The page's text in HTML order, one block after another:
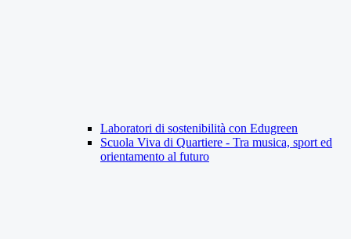
Laboratori di sostenibilità con Edugreen
Scuola Viva di Quartiere - Tra musica, sport ed
orientamento al futuro